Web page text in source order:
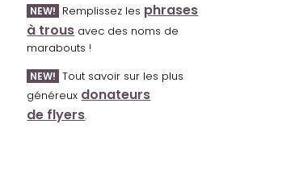
NEW! Remplissez les phrases
à trous avec des noms de
marabouts !
NEW! Tout savoir sur les plus
généreux donateurs
de flyers.